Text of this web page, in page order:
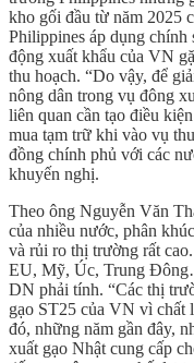
kho gối đầu từ năm 2025
Philippines áp dụng chính
động xuất khẩu của VN
thu hoạch. “Do vậy, để
nông dân trong vụ đông
liên quan cần tạo điều
mua tạm trữ khi vào vụ
đồng chính phủ với các
khuyến nghị.
Theo ông Nguyễn Văn
của nhiều nước, phân
và rủi ro thị trường rất
EU, Mỹ, Úc, Trung
DN phải tính. “Các thị
gạo ST25 của VN vì chất
đó, những năm gần đây,
xuất gạo Nhật cung cấp